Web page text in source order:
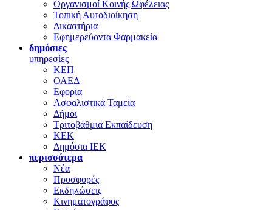
Οργανισμοί Κοινής Ωφέλειας
Τοπική Αυτοδιοίκηση
Δικαστήρια
Εφημερεύοντα Φαρμακεία
δημόσιες
υπηρεσίες
ΚΕΠ
ΟΑΕΔ
Εφορία
Ασφαλιστικά Ταμεία
Δήμοι
Τριτοβάθμια Εκπαίδευση
ΚΕΚ
Δημόσια ΙΕΚ
περισσότερα
Νέα
Προσφορές
Εκδηλώσεις
Κινηματογράφος